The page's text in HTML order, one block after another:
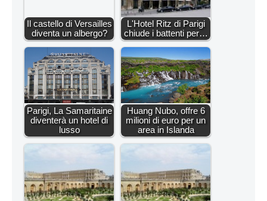
Il castello di Versailles
diventa un albergo?
L'Hotel Ritz di Parigi
chiude i battenti per…
Parigi, La Samaritaine
diventerà un hotel di
lusso
Huang Nubo, offre 6
milioni di euro per un
area in Islanda